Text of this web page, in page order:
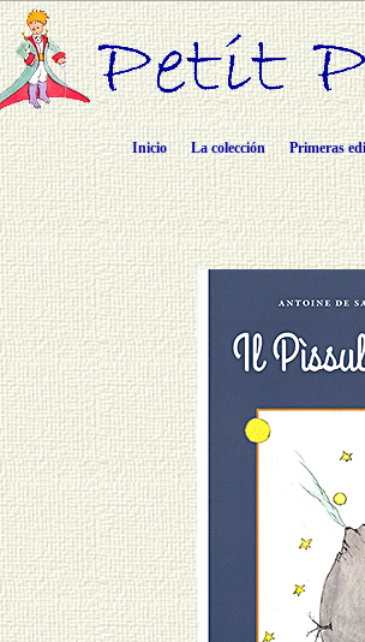
Inicio La colección Primeras